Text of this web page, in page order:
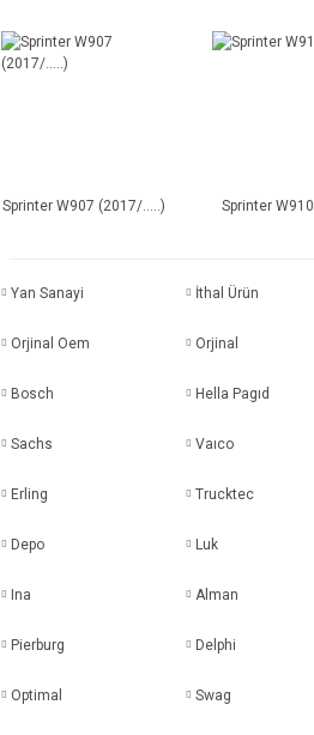
Sprinter W907 (2017/.....) Sprinter W910
Yan Sanayi İthal Ürün
Orjinal Oem Orjinal
Bosch Hella Pagıd
Sachs Vaıco
Erling Trucktec
Depo Luk
Ina Alman
Pierburg Delphi
Optimal Swag